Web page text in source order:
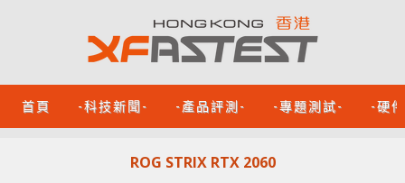
首頁 -科技新聞- -產品評測- -專題測試- -硬
ROG STRIX RTX 2060